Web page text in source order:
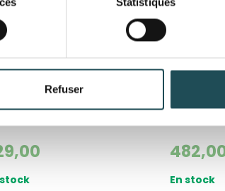
Refuser
En stock